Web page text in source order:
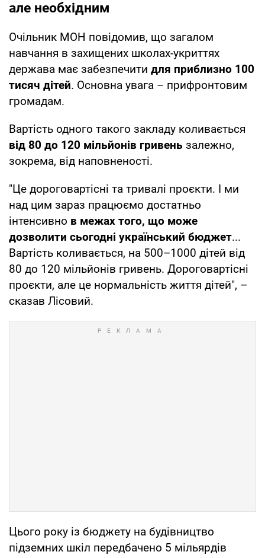
але необхідним
Очільник МОН повідомив, що загалом
навчання в захищених школах-укриттях
держава має забезпечити для приблизно 100
тисяч дітей. Основна увага – прифронтовим
громадам.
Вартість одного такого закладу коливається
від 80 до 120 мільйонів гривень залежно,
зокрема, від наповненості.
"Це дороговартісні та тривалі проєкти. І ми
над цим зараз працюємо достатньо
інтенсивно в межах того, що може
дозволити сьогодні український бюджет...
Вартість коливається, на 500–1000 дітей від
80 до 120 мільйонів гривень. Дороговартісні
проєкти, але це нормальність життя дітей", –
сказав Лісовий.
Цього року із бюджету на будівництво
підземних шкіл передбачено 5 мільярдів